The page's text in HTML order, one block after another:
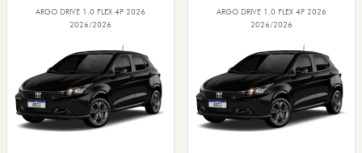
ARGO DRIVE 1.0 FLEX 4P 2026
2026/2026
ARGO DRIVE 1.0 FLEX 4P 2026
2026/2026